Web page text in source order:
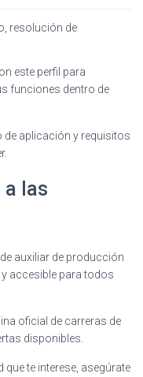
resolución de
este perfil para
funciones dentro de
aplicación y requisitos
.
a las
auxiliar de producción
accesible para todos
oficial de carreras de
disponibles.
te interese, asegúrate